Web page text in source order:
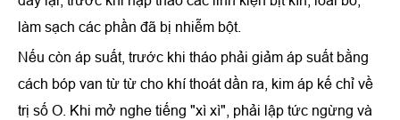
làm sạch các phần đã bị nhiễm bột.
Nếu còn áp suất, trước khi tháo phải giảm áp suất bằng
cách bóp van từ từ cho khí thoát dần ra, kim áp kế chỉ về
trị số O. Khi mở nghe tiếng "xì xì", phải lập tức ngừng và